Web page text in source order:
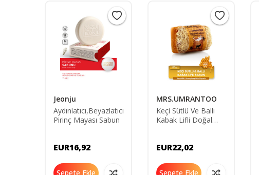
Jeonju
Aydınlatıcı,Beyazlatıcı
Pirinç Mayası Sabun
EUR16,92
Sepete Ekle
MRS.UMRANTOO
Keçi Sütlü Ve Ballı
Kabak Lifli Doğal
EUR22,02
Sepete Ekle